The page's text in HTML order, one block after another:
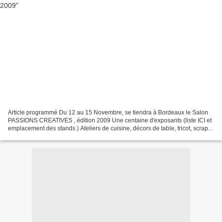
Article programmé Du 12 au 15 Novembre, se tiendra à Bordeaux le Salon
PASSIONS CREATIVES , édition 2009 Une centaine d'exposants (liste ICI et
emplacement des stands ) Ateliers de cuisine, décors de table, tricot, scrap,